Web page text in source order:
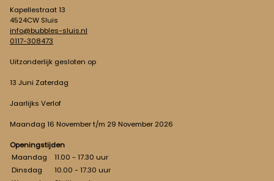
Kapellestraat 13
4524CW Sluis
info@bubbles-sluis.nl
0117-308473
Uitzonderlijk gesloten op
13 Juni Zaterdag
Jaarlijks Verlof
Maandag 16 November t/m 29 November 2026
Openingstijden
Maandag
11.00 - 17.30 uur
Dinsdag
10.00 - 17.30 uur